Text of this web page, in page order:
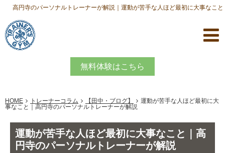
高円寺のパーソナルトレーナーが解説｜運動が苦手な人ほど最初に大事なこと
無料体験はこちら
HOME トレーナーコラム 【田中・ブログ】
運動が苦手な人ほど最初に大
事なこと｜高円寺のパーソナルトレーナーが解説
運動が苦手な人ほど最初に大事なこと｜高
円寺のパーソナルトレーナーが解説